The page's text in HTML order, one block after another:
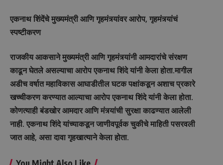
एकनाथ शिंदेंचे मुख्यमंत्री आणि गृहमंत्र्यांवर आरोप, गृहमंत्र्यांचं
स्पष्टीकरण
राजकीय आकसाने मुख्यमंत्री आणि गृहमंत्र्यांनी आमदारांचे संरक्षण
काढून घेतले असल्याचा आरोप एकनाथ शिंदे यांनी केला होता.मागील
अडीच वर्षात महाविकास आघाडीतील घटक पक्षांकडून अशाच प्रकारे
खच्चीकरण करण्यात आल्याचा आरोप एकनाथ शिंदे यांनी केला होता.
कोणत्याही बंडखोर आमदार आणि मंत्र्यांची सुरक्षा काढण्यात आलेली
नाही. एकनाथ शिंदे यांच्याकडून जाणीवपूर्वक चुकीचे माहिती पसरवली
जात आहे, असा दावा गृहखात्याने केला होता.
You Might Also Like